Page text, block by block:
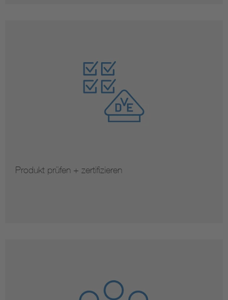
Produkt prüfen + zertifizieren